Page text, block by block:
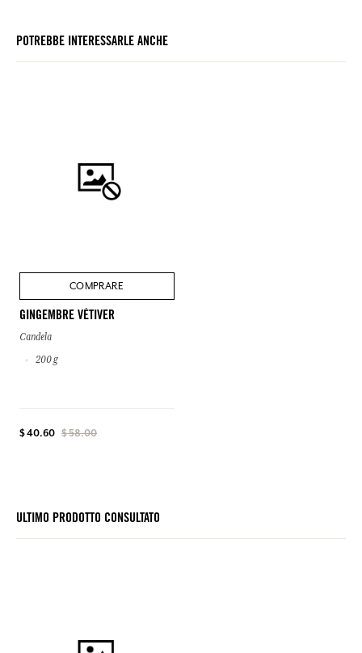
POTREBBE INTERESSARLE ANCHE
COMPRARE
GINGEMBRE VÉTIVER
Candela
200 g
$ 40.60 $ 58.00
ULTIMO PRODOTTO CONSULTATO